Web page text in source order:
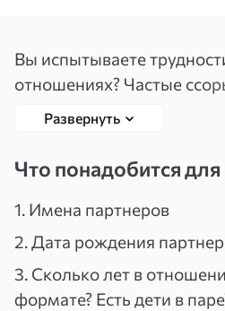
Вы испытываете
отношениях? Частые
разрушают связь с
Данная практика,
энергиями Таро, поможет
гармонию, любовь и
паре.
Я использую Силы 6 го
Старшего Аркана. Энергия
Развернуть
Что понадобится
1. Имена партнеров
2. Дата рождения
3. Сколько лет в
формате? Есть дети в